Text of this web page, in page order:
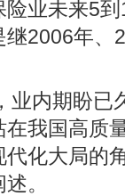
业未来5
2006年、
业内期盼已
我国高质
化大局的
。